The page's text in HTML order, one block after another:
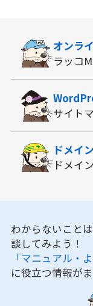
オンラ
ラッコ
サイト
ドメイ
ドメイ
わからないこと
談してみよう！
「マニュアル・
に役立つ情報が